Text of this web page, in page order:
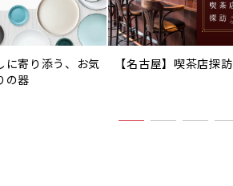
に寄り添う、お気
の器
【名古屋】喫茶店探訪